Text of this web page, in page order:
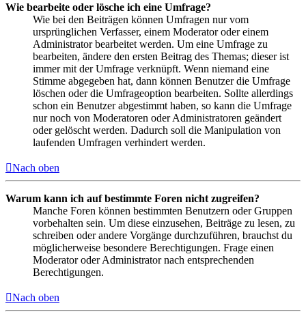
Wie bearbeite oder lösche ich eine Umfrage?
Wie bei den Beiträgen können Umfragen nur vom
ursprünglichen Verfasser, einem Moderator oder einem
Administrator bearbeitet werden. Um eine Umfrage zu
bearbeiten, ändere den ersten Beitrag des Themas; dieser ist
immer mit der Umfrage verknüpft. Wenn niemand eine
Stimme abgegeben hat, dann können Benutzer die Umfrage
löschen oder die Umfrageoption bearbeiten. Sollte allerdings
schon ein Benutzer abgestimmt haben, so kann die Umfrage
nur noch von Moderatoren oder Administratoren geändert
oder gelöscht werden. Dadurch soll die Manipulation von
laufenden Umfragen verhindert werden.
Nach oben
Warum kann ich auf bestimmte Foren nicht zugreifen?
Manche Foren können bestimmten Benutzern oder Gruppen
vorbehalten sein. Um diese einzusehen, Beiträge zu lesen, zu
schreiben oder andere Vorgänge durchzuführen, brauchst du
möglicherweise besondere Berechtigungen. Frage einen
Moderator oder Administrator nach entsprechenden
Berechtigungen.
Nach oben